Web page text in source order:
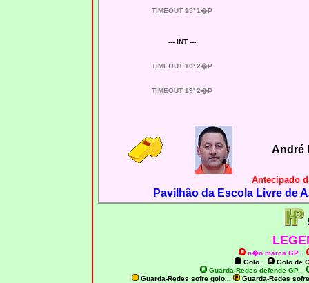
TIMEOUT 15' 1�P
--- INT ---
TIMEOUT 10' 2�P
TIMEOUT 19' 2�P
André
Antecipado
Pavilhão da Escola Livre de
n�o marca GP...
Golo...
Golo de
Guarda-Redes defende GP...
Guarda-Redes sofre golo...
Guarda-Redes